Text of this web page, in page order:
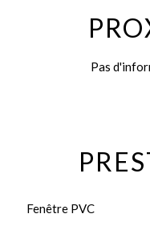
Pas
Fenêtre PVC